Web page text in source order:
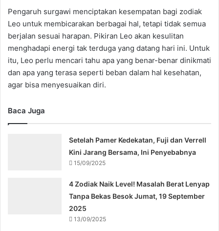
Pengaruh surgawi menciptakan kesempatan bagi zodiak
Leo untuk membicarakan berbagai hal, tetapi tidak semua
berjalan sesuai harapan. Pikiran Leo akan kesulitan
menghadapi energi tak terduga yang datang hari ini. Untuk
itu, Leo perlu mencari tahu apa yang benar-benar dinikmati
dan apa yang terasa seperti beban dalam hal kesehatan,
agar bisa menyesuaikan diri.
Baca Juga
Setelah Pamer Kedekatan, Fuji dan Verrell
Kini Jarang Bersama, Ini Penyebabnya
15/09/2025
4 Zodiak Naik Level! Masalah Berat Lenyap
Tanpa Bekas Besok Jumat, 19 September
2025
13/09/2025